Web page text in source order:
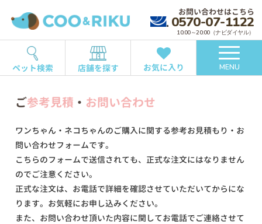
お問い合わせはこちら
0570-07-1122
10:00～20:00（ナビダイヤル）
ペット検索 店舗を探す お気に入り MENU
ご参考見積 ・ お問い合わせ
ワンちゃん・ネコちゃんのご購入に関する参考お見積もり・お
問い合わせフォームです。
こちらのフォームで送信されても、正式な注文にはなりません
のでご注意ください。
正式な注文は、お電話で詳細を確認させていただいてからにな
ります。お気軽にお申し込みください。
また、お問い合わせ頂いた内容に関してお電話でご連絡させて